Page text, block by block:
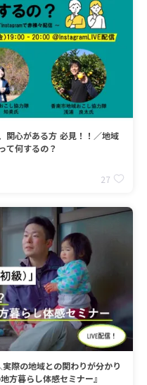
関心がある方 必見！！／地域
て何するの？
27
際の地域との関わりが分かり
方暮らし体感セミナー』